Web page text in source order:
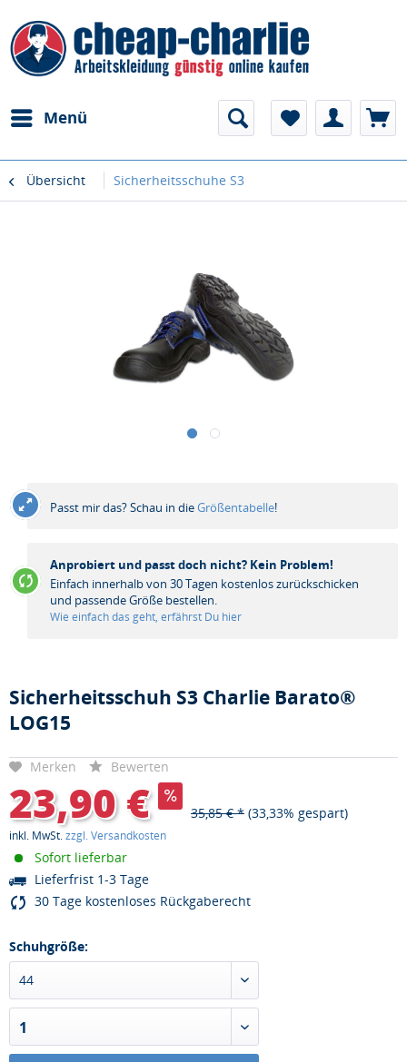
Menü
Übersicht Sicherheitsschuhe S3
Passt mir das? Schau in dieGrößentabelle!
Anprobiert und passt doch nicht? Kein Problem!
Einfach innerhalb von 30 Tagen kostenlos zurückschicken
und passende Größe bestellen.
Wie einfach das geht, erfährst Du hier
Sicherheitsschuh S3 Charlie Barato®
LOG15
Merken Bewerten
23,90 € 35,85 € * (33,33% gespart)
inkl. MwSt.zzgl. Versandkosten
Sofort lieferbar
Lieferfrist 1-3 Tage
30 Tage kostenloses Rückgaberecht
Schuhgröße:
44
1